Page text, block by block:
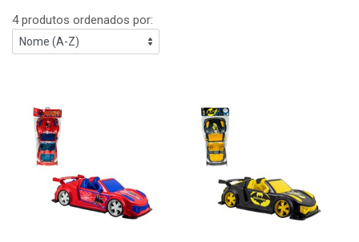
4 produtos ordenados por: